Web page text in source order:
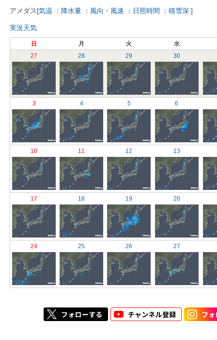
アメダス[気温 ： 降水量 ： 風向・風速 ： 日照時間 ： 積雪深 ]
実況天気
日 月 火
水
27
28 29 30
3 4 5 6
10 11 12 13
17 18 19 20
24 25 26 27